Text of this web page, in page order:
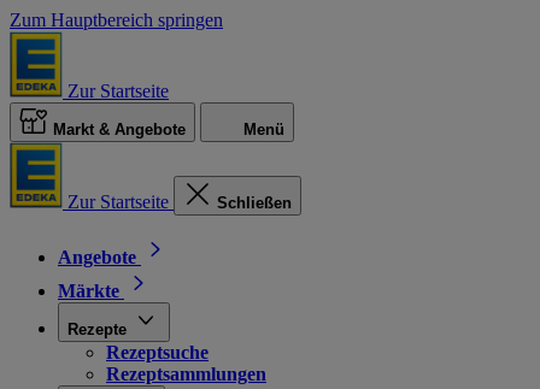
Zum Hauptbereich springen
Zur Startseite
Markt & Angebote Menü
Zur Startseite Schließen
Angebote
Märkte
Rezepte
Rezeptsuche
Rezeptsammlungen